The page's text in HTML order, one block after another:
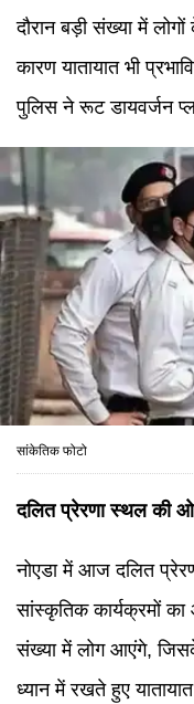
दौरान बड़ी संख्या में
कारण यातायात भी
पुलिस ने रूट डायवर्जन
सांकेतिक फोटो
दलित प्रेरणा स्थल की
नोएडा में आज दलित
सांस्कृतिक कार्यक्रमों
संख्या में लोग आएंगे,
ध्यान में रखते हुए